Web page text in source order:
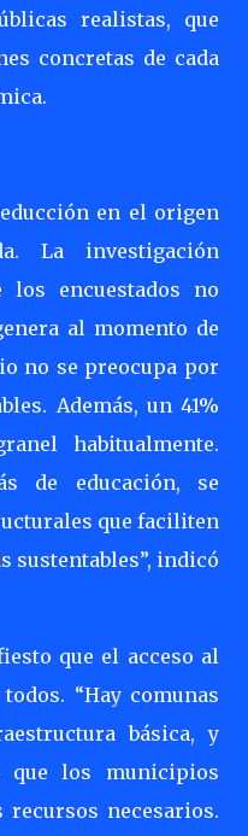
realistas, que
concretas de cada
en el origen
La investigación
los encuestados no
al momento de
no se preocupa por
Además, un 41%
habitualmente.
de educación, se
que faciliten
sustentables”, indicó
que el acceso al
“Hay comunas
básica, y
que los municipios
necesarios.